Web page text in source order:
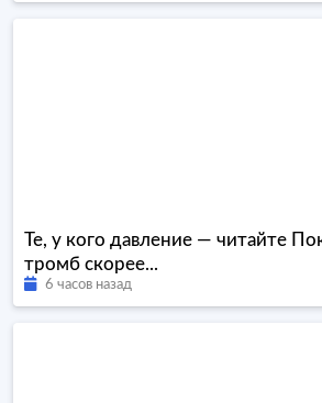
Те, у кого давление — читайте
тромб скорее...
6 часов назад